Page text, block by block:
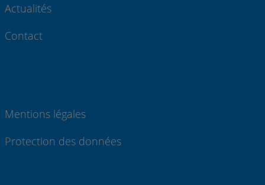
Actualités
Contact
Mentions légales
Protection des données